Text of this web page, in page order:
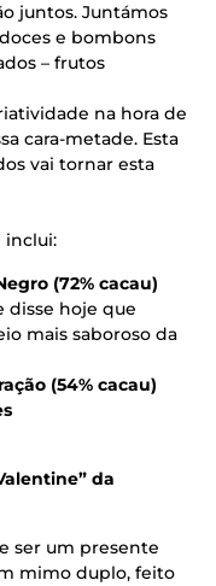
juntos. Juntámos
e bombons
– frutos
na hora de
cara-metade. Esta
vai tornar esta
inclui:
(72% cacau)
disse hoje que
mais saboroso da
(54% cacau)
da
ser um presente
mimo duplo, feito